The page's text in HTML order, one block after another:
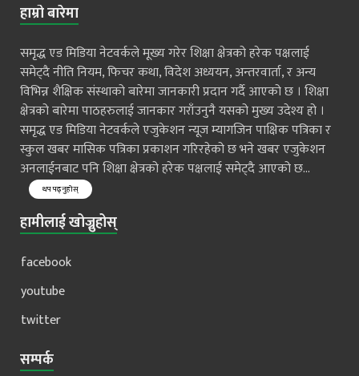
हाम्रो बारेमा
समृद्ध एड मिडिया नेटवर्कले मूख्य गरेर शिक्षा क्षेत्रको हरेक पक्षलाई
समेट्दै नीति नियम, फिचर कथा, विदेश अध्ययन, अन्तरवार्ता, र अन्य
विभिन्न शैक्षिक संस्थाको बारेमा जानकारी प्रदान गर्दै आएको छ । शिक्षा
क्षेत्रको बारेमा पाठहरुलाई जानकार गराँउनुनै यसको मुख्य उदेश्य हो ।
समृद्ध एड मिडिया नेटवर्कले एजुकेशन न्यूज म्यागजिन पाक्षिक पत्रिका र
स्कुल खबर मासिक पत्रिका प्रकाशन गरिरहेको छ भने खबर एजुकेशन
अनलाईनबाट पनि शिक्षा क्षेत्रको हरेक पक्षलाई समेट्दै आएको छ...
थप पढ्नुहोस्
हामीलाई खोज्नुहोस्
facebook
youtube
twitter
सम्पर्क